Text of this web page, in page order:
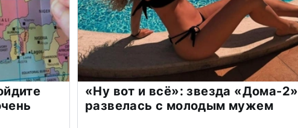
«Ну вот и всё»: звезда «Дома-2»
развелась с молодым мужем